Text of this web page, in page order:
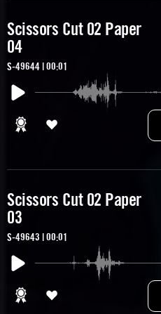
Scissors Cut 02 Paper
04
S-49644 | 00:01
Scissors Cut 02 Paper
03
S-49643 | 00:01